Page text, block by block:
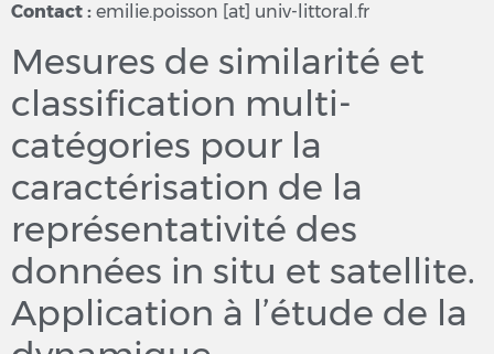
Contact : emilie.poisson [at] univ-littoral.fr
Mesures de similarité et
classification multi-
catégories pour la
caractérisation de la
représentativité des
données in situ et satellite.
Application à l’étude de la